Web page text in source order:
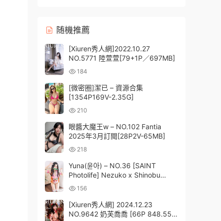
随機推薦
[Xiuren秀人網]2022.10.27
NO.5771 陸萱萱[79+1P／697MB]
184
[微密圈]潔已 – 資源合集
[1354P169V-2.35G]
210
眼醬大魔王w – NO.102 Fantia
2025年3月訂閱[28P2V-65MB]
218
Yuna(윤아) – NO.36 [SAINT
Photolife] Nezuko x Shinobu
[34P-464MB]
156
[Xiuren秀人網] 2024.12.23
NO.9642 奶芙喬喬 [66P 848.55